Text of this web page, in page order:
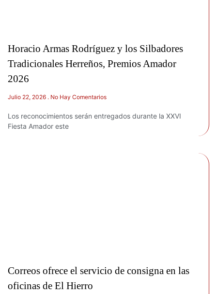
Horacio Armas Rodríguez y los Silbadores
Tradicionales Herreños, Premios Amador
2026
Julio 22, 2026 No Hay Comentarios
Los reconocimientos serán entregados durante la XXVI
Fiesta Amador este
Correos ofrece el servicio de consigna en las
oficinas de El Hierro